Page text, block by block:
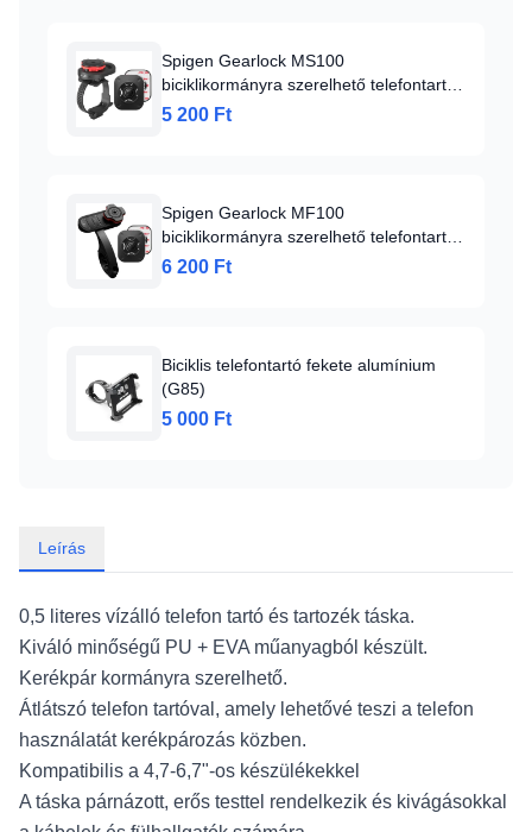
Spigen Gearlock MS100
biciklikormányra szerelhető telefontartó
fekete
5 200 Ft
Spigen Gearlock MF100
biciklikormányra szerelhető telefontartó
fekete (000MP25056)
6 200 Ft
Biciklis telefontartó fekete alumínium
(G85)
5 000 Ft
Leírás
0,5 literes vízálló telefon tartó és tartozék táska.
Kiváló minőségű PU + EVA műanyagból készült.
Kerékpár kormányra szerelhető.
Átlátszó telefon tartóval, amely lehetővé teszi a telefon
használatát kerékpározás közben.
Kompatibilis a 4,7-6,7"-os készülékekkel
A táska párnázott, erős testtel rendelkezik és kivágásokkal